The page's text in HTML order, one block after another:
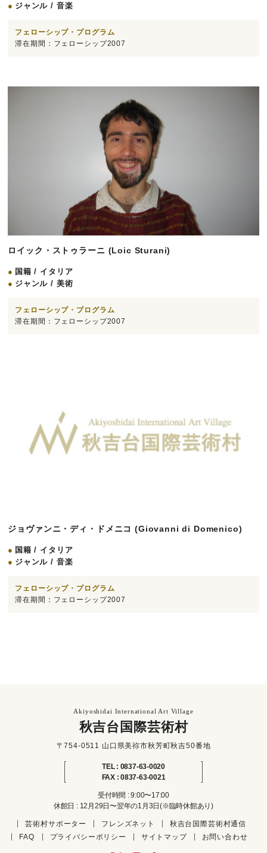
ジャンル / 音楽
フェローシップ・プログラム
滞在期間：フェローシップ2007
ロイック・ストゥラーニ (Loic Sturani)
国籍 / イタリア
ジャンル / 美術
フェローシップ・プログラム
滞在期間：フェローシップ2007
ジョヴァンニ・ディ・ドメニコ (Giovanni di Domenico)
国籍 / イタリア
ジャンル / 音楽
フェローシップ・プログラム
滞在期間：フェローシップ2007
Akiyoshidai International Art Village
秋吉台国際芸術村
〒754-0511 山口県美祢市秋芳町秋吉50番地
TEL : 0837-63-0020
FAX : 0837-63-0021
受付時間 : 9:00〜17:00
休館日 : 12月29日〜翌年の1月3日(※臨時休館あり)
芸術村サポーター フレンズネット
秋吉台国際芸術村通信
FAQ
プライバシーポリシー サイトマップ お問い合わせ